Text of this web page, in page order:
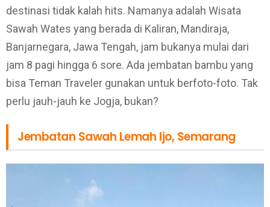
destinasi tidak kalah hits. Namanya adalah Wisata
Sawah Wates yang berada di Kaliran, Mandiraja,
Banjarnegara, Jawa Tengah, jam bukanya mulai dari
jam 8 pagi hingga 6 sore. Ada jembatan bambu yang
bisa Teman Traveler gunakan untuk berfoto-foto. Tak
perlu jauh-jauh ke Jogja, bukan?
Jembatan Sawah Lemah Ijo, Semarang